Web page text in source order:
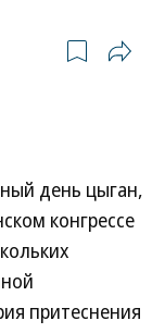
день цыган,
конгрессе
притеснения